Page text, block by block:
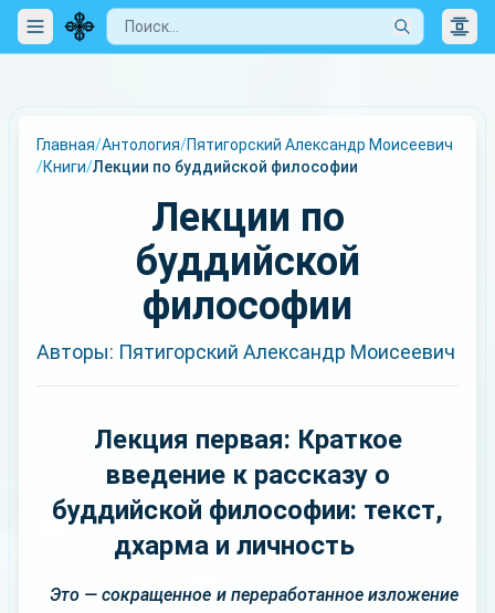
Главная/Антология/Пятигорский Александр Моисеевич
/Книги/Лекции по буддийской философии
Лекции по
буддийской
философии
Авторы: Пятигорский Александр Моисеевич
Лекция первая: Краткое
введение к рассказу о
буддийской философии: текст,
дхарма и личность
Это — сокращенное и переработанное изложение